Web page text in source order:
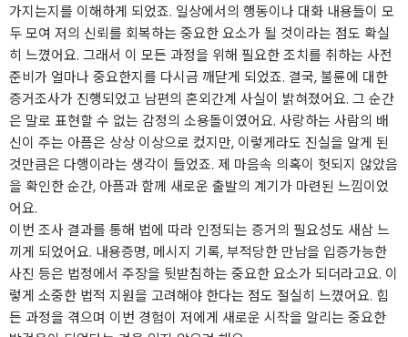
가지는지를 이해하게 되었죠. 일상에서의 행동이나 대화 내용들이 모
두 모여 저의 신뢰를 회복하는 중요한 요소가 될 것이라는 점도 확실
히 느꼈어요. 그래서 이 모든 과정을 위해 필요한 조치를 취하는 사전
준비가 얼마나 중요한지를 다시금 깨닫게 되었죠. 결국, 불륜에 대한
증거조사가 진행되었고 남편의 혼외간계 사실이 밝혀졌어요. 그 순간
은 말로 표현할 수 없는 감정의 소용돌이였어요. 사랑하는 사람의 배
신이 주는 아픔은 상상 이상으로 컸지만, 이렇게라도 진실을 알게 된
것만큼은 다행이라는 생각이 들었죠. 제 마음속 의혹이 헛되지 않았음
을 확인한 순간, 아픔과 함께 새로운 출발의 계기가 마련된 느낌이었
어요.
이번 조사 결과를 통해 법에 따라 인정되는 증거의 필요성도 새삼 느
끼게 되었어요. 내용증명, 메시지 기록, 부적당한 만남을 입증가능한
사진 등은 법정에서 주장을 뒷받침하는 중요한 요소가 되더라고요. 이
렇게 소중한 법적 지원을 고려해야 한다는 점도 절실히 느꼈어요. 힘
든 과정을 겪으며 이번 경험이 저에게 새로운 시작을 알리는 중요한